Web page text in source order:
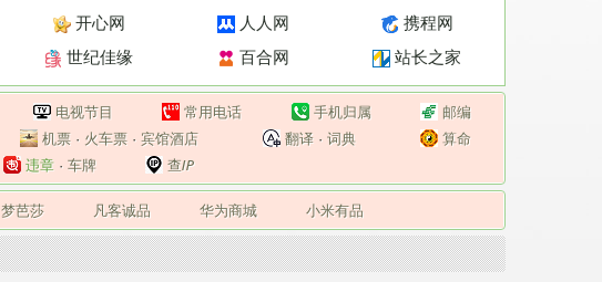
开心网 人人网
携程网
世纪佳缘 百合网 站长之家
电视节目 常用电话 手机归属
邮编
机票· 火车票· 宾馆酒店 翻译· 词典
算命
违章 · 车牌 查IP
梦芭莎 凡客诚品 华为商城 小米有品